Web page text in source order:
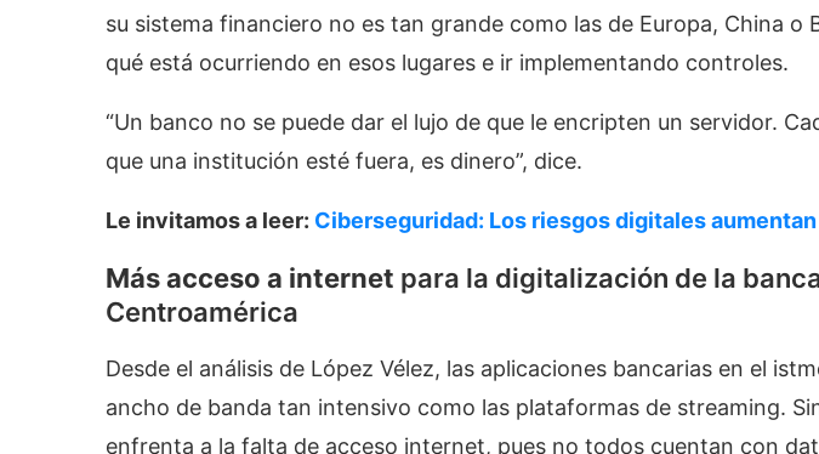
su sistema financiero no es tan grande como las de Europa, China o
qué está ocurriendo en esos lugares e ir implementando controles.
“Un banco no se puede dar el lujo de que le encripten un servidor.
que una institución esté fuera, es dinero”, dice.
Le invitamos a leer: Ciberseguridad: Los riesgosdigitales
Más acceso a internet para la digitalización de la
Centroamérica
Desde el análisis de López Vélez, las aplicaciones bancarias en el
ancho de banda tan intensivo como las plataformas de streaming.
enfrenta a la falta de acceso internet, pues no todos cuentan con